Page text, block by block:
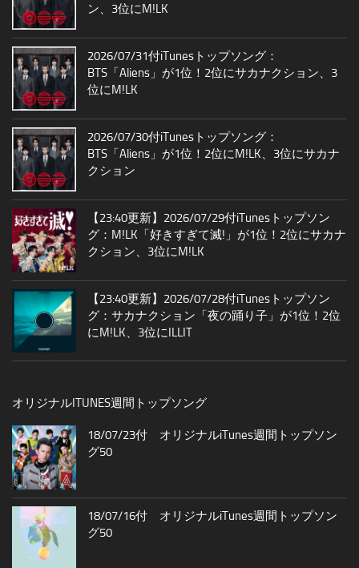
ン、3位にM!LK
2026/07/31付iTunesトップソング：
BTS「Aliens」が1位！2位にサカナクション、3
位にM!LK
2026/07/30付iTunesトップソング：
BTS「Aliens」が1位！2位にM!LK、3位にサカナ
クション
【23:40更新】2026/07/29付iTunesトップソン
グ：M!LK「好きすぎて滅!」が1位！2位にサカナ
クション、3位にM!LK
【23:40更新】2026/07/28付iTunesトップソン
グ：サカナクション「夜の踊り子」が1位！2位
にM!LK、3位にILLIT
オリジナルITUNES週間トップソング
18/07/23付 オリジナルiTunes週間トップソン
グ50
18/07/16付 オリジナルiTunes週間トップソン
グ50